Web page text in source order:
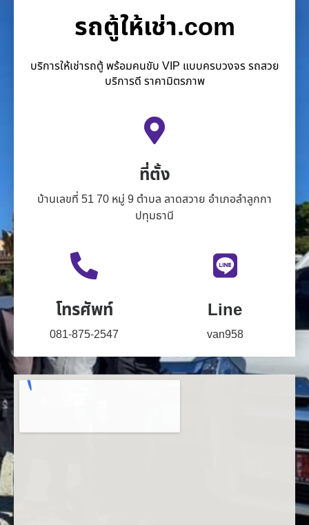
รถตู้ให้เช่า.com
บริการให้เช่ารถตู้ พร้อมคนขับ VIP แบบครบวงจร รถสวย
บริการดี ราคามิตรภาพ
ที่ตั้ง
บ้านเลขที่ 51 70 หมู่ 9 ตำบล ลาดสวาย อำเภอลำลูกกา
ปทุมธานี
โทรศัพท์
081-875-2547
Line
van958